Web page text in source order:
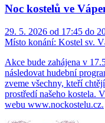
Noc kostelů ve
29. 5. 2026 od 17:45 do
Místo konání: Kostel sv.
Akce bude zahájena v
následovat hudební
zveme všechny, kteří
prostředí našeho kostela.
webu www.nockostelu.cz.